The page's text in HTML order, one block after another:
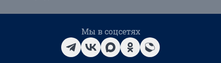
Мы в соцсетях